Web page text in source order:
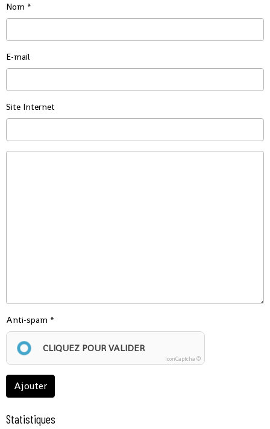
Nom
E-mail
Site Internet
Anti-spam
CLIQUEZ POUR VALIDER
IconCaptcha ©
Ajouter
Statistiques